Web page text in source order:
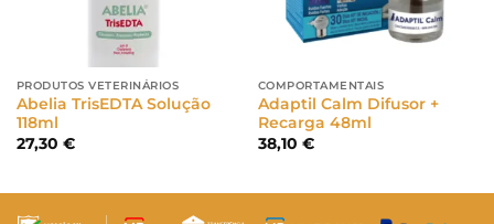
PRODUTOS VETERINÁRIOS
Abelia TrisEDTA Solução
118ml
27,30 €
COMPORTAMENTAIS
Adaptil Calm Difusor +
Recarga 48ml
38,10 €